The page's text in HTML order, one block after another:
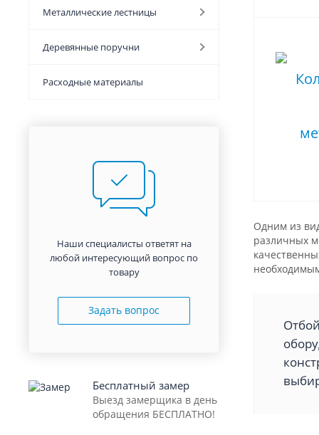
Одним из
различных
Металлические лестницы
Деревянные поручни
Расходные материалы
Наши специалисты ответят на
любой интересующий вопрос по
товару
Задать вопрос
Бесплатный замер
Выезд замерщика в день
обращения БЕСПЛАТНО!